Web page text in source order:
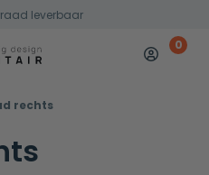
leverbaar
Mijn 0
rechts